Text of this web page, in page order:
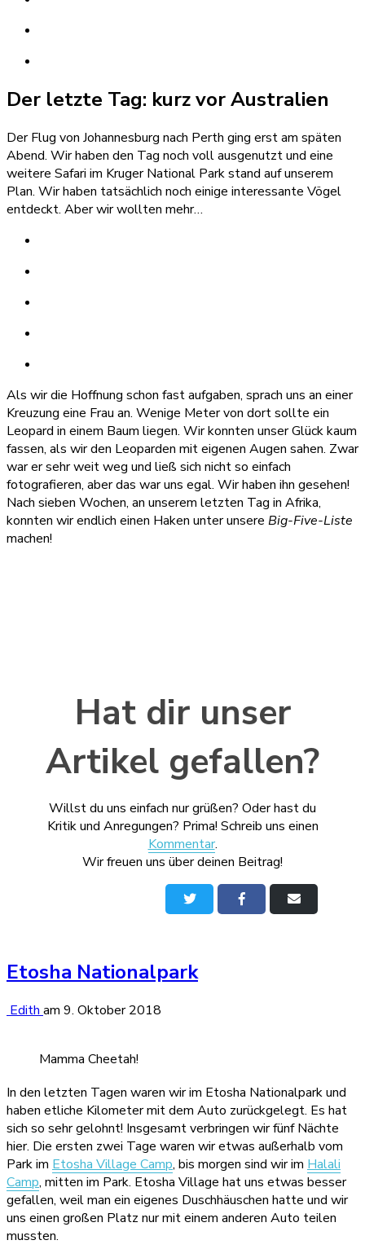
Der letzte Tag: kurz vor Australien
Der Flug von Johannesburg nach Perth ging erst am späten
Abend. Wir haben den Tag noch voll ausgenutzt und eine
weitere Safari im Kruger National Park stand auf unserem
Plan. Wir haben tatsächlich noch einige interessante Vögel
entdeckt. Aber wir wollten mehr…
Als wir die Hoffnung schon fast aufgaben, sprach uns an einer
Kreuzung eine Frau an. Wenige Meter von dort sollte ein
Leopard in einem Baum liegen. Wir konnten unser Glück kaum
fassen, als wir den Leoparden mit eigenen Augen sahen. Zwar
war er sehr weit weg und ließ sich nicht so einfach
fotografieren, aber das war uns egal. Wir haben ihn gesehen!
Nach sieben Wochen, an unserem letzten Tag in Afrika,
konnten wir endlich einen Haken unter unsere Big-Five-Liste
machen!
Hat dir unser
Artikel gefallen?
Willst du uns einfach nur grüßen? Oder hast du
Kritik und Anregungen? Prima! Schreib uns einen
Kommentar.
Wir freuen uns über deinen Beitrag!
Auf
Twitter
Auf
Facebook
Per
E-
Etosha Nationalpark
Edith am 9. Oktober 2018
Mamma Cheetah!
In den letzten Tagen waren wir im Etosha Nationalpark und
haben etliche Kilometer mit dem Auto zurückgelegt. Es hat
sich so sehr gelohnt! Insgesamt verbringen wir fünf Nächte
hier. Die ersten zwei Tage waren wir etwas außerhalb vom
Park im Etosha Village Camp, bis morgen sind wir im Halali
Camp, mitten im Park. Etosha Village hat uns etwas besser
gefallen, weil man ein eigenes Duschhäuschen hatte und wir
uns einen großen Platz nur mit einem anderen Auto teilen
mussten.